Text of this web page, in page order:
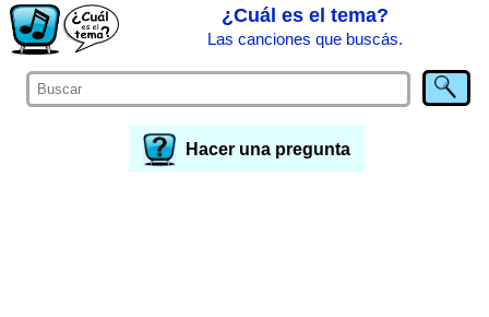
¿Cuál es el tema?
Las canciones que buscás.
Hacer una pregunta